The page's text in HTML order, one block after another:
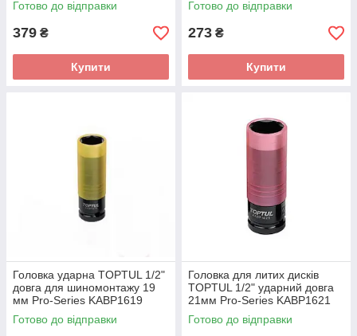
Готово до відправки
379 ₴
Купити
Готово до відправки
273 ₴
Купити
Головка ударна TOPTUL 1/2"
довга для шиномонтажу 19
мм Pro-Series KABP1619
Готово до відправки
Головка для литих дисків
TOPTUL 1/2" ударний довга
21мм Pro-Series KABP1621
Готово до відправки